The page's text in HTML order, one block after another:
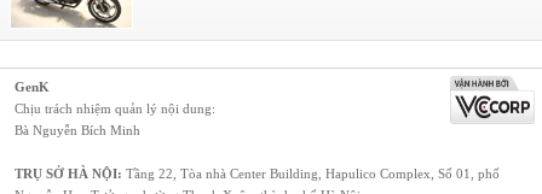
GenK
Chịu trách nhiệm quản lý nội dung:
Bà Nguyễn Bích Minh
TRỤ SỞ HÀ NỘI: Tầng 22, Tòa nhà Center Building, Hapulico Complex, Số 01, phố